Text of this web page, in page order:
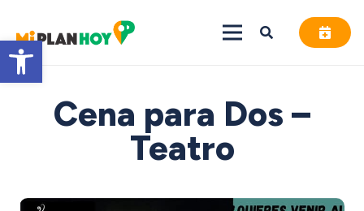
Abrir barra de herramientas
Cena para Dos –
Teatro